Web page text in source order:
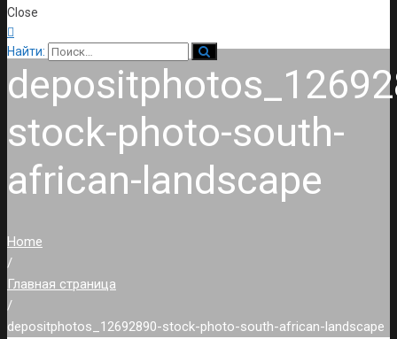
Close

Найти:
stock-photo-south-
african-landscape
Home
/
Главная страница
/
depositphotos_12692890-stock-photo-south-african-landscape